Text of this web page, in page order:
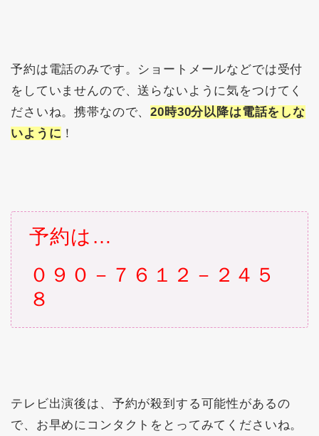
予約は電話のみです。ショートメールなどでは受付
をしていませんので、送らないように気をつけてく
ださいね。携帯なので、20時30分以降は電話をしな
いように ！
予約は…
０９０－７６１２－２４５
８
テレビ出演後は、予約が殺到する可能性があるの
で、お早めにコンタクトをとってみてくださいね。